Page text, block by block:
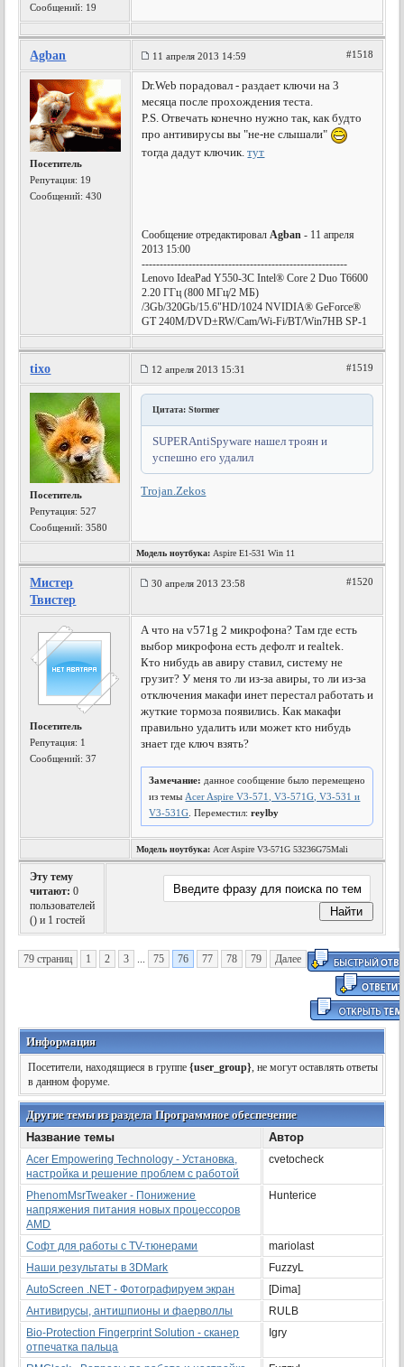
Сообщений: 19
Agban 11 апреля 2013 14:59 #1518
Посетитель
Репутация: 19
Сообщений: 430
Dr.Web порадовал - раздает ключи на 3
месяца после прохождения теста.
P.S. Отвечать конечно нужно так, как будто
про антивирусы вы "не-не слышали"
тогда дадут ключик.тут
Сообщение отредактировалAgban - 11 апреля
2013 15:00
---------------------------------------------------------
Lenovo IdeaPad Y550-3C Intel® Core 2 Duo T6600
2.20 ГГц (800 МГц/2 МБ)
/3Gb/320Gb/15.6"HD/1024 NVIDIA® GeForce®
GT 240M/DVD±RW/Cam/Wi-Fi/BT/Win7HB SP-1
tixo 12 апреля 2013 15:31 #1519
Посетитель
Репутация:527
Сообщений: 3580
Цитата: Stormer
SUPERAntiSpyware нашел троян и
успешно его удалил
Trojan.Zekos
Модель ноутбука: Aspire E1-531 Win 11
Мистер
Твистер
30 апреля 2013 23:58 #1520
Посетитель
Репутация: 1
Сообщений: 37
А что на v571g 2 микрофона? Там где есть
выбор микрофона есть дефолт и realtek.
Кто нибудь ав авиру ставил, систему не
грузит? У меня то ли из-за авиры, то ли из-за
отключения макафи инет перестал работать и
жуткие тормоза появились. Как макафи
правильно удалить или может кто нибудь
знает где ключ взять?
Замечание: данное сообщение было перемещено
из темы Acer Aspire V3-571, V3-571G, V3-531 и
V3-531G . Переместил:reylby
Модель ноутбука: Acer Aspire V3-571G 53236G75Mali
Эту тему
читают: 0
пользователей
() и 1 гостей
79 страниц 1 2 3 ... 75 76 77 78 79 Далее
Информация
Посетители, находящиеся в группе{user_group}, не могут оставлять ответы
в данном форуме.
Другие темы из раздела Программное обеспечение
Название темы
Автор
Acer Empowering Technology - Установка,
настройка и решение проблем с работой
cvetocheck
PhenomMsrTweaker - Понижение
напряжения питания новых процессоров
AMD
Hunterice
Софт для работы с TV-тюнерами
mariolast
Наши результаты в 3DMark
FuzzyL
AutoScreen .NET - Фотографируем экран
[Dima]
Антивирусы, антишпионы и фаерволлы
RULB
Bio-Protection Fingerprint Solution - сканер
отпечатка пальца
Igry